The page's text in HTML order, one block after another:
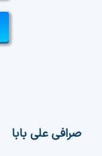
صرافی علی بابا